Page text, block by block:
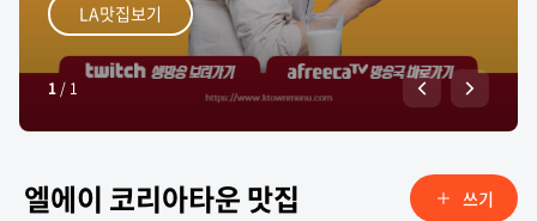
LA맛집보기
1/ 1
엘에이 코리아타운 맛집 쓰기